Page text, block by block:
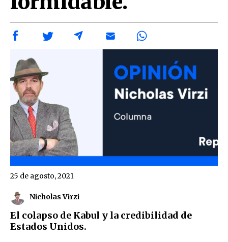
Nicholas Virzi
25 de agosto, 2021
El colapso de Kabul y la credibilidad de
Estados Unidos.